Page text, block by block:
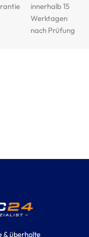
innerhalb 15
Werktagen
nach Prüfung
& überholte